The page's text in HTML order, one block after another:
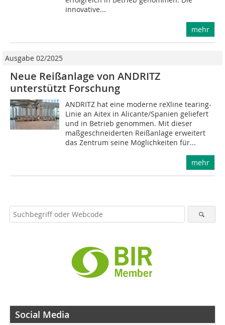
innovative...
mehr
Ausgabe 02/2025
Neue Reißanlage von ANDRITZ
unterstützt Forschung
ANDRITZ hat eine moderne reXline tearing-
Linie an Aitex in Alicante/Spanien geliefert
und in Betrieb genommen. Mit dieser
maßgeschneiderten Reißanlage erweitert
das Zentrum seine Möglichkeiten für...
mehr
Social Media